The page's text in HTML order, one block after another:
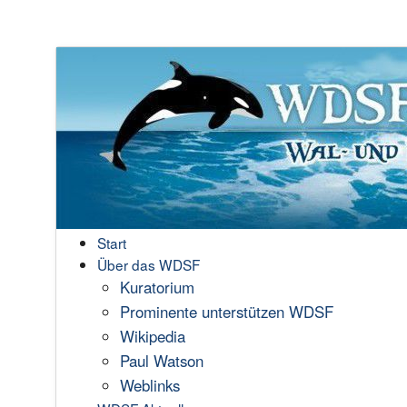
Start
Über das WDSF
Kuratorium
Prominente unterstützen WDSF
Wikipedia
Paul Watson
Weblinks